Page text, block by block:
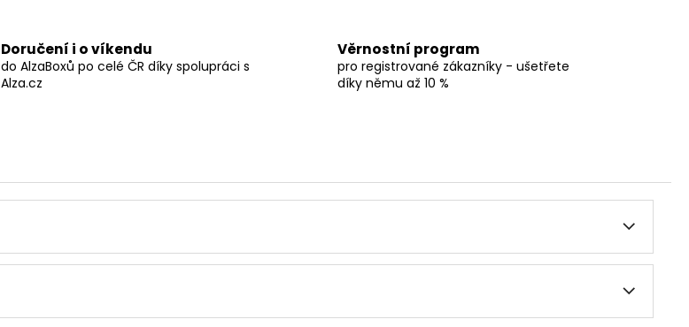
Doručení i o víkendu
do AlzaBoxů po celé ČR díky spolupráci s
Alza.cz
Věrnostní program
pro registrované zákazníky - ušetřete
díky němu až 10 %